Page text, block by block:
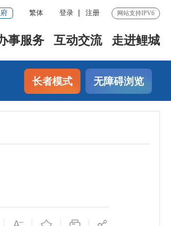
繁体 登录 注册 网站支持IPV6
事服务 互动交流 走进鲤城
长者模式 无障碍浏览